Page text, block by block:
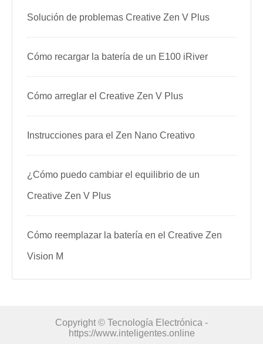
Solución de problemas Creative Zen V Plus
Cómo recargar la batería de un E100 iRiver
Cómo arreglar el Creative Zen V Plus
Instrucciones para el Zen Nano Creativo
¿Cómo puedo cambiar el equilibrio de un
Creative Zen V Plus
Cómo reemplazar la batería en el Creative Zen
Vision M
Copyright © Tecnología Electrónica -
https://www.inteligentes.online